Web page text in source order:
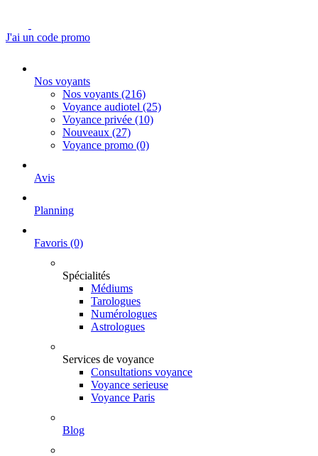
J'ai un code promo
Nos voyants
Nos voyants (216)
Voyance audiotel (25)
Voyance privée (10)
Nouveaux (27)
Voyance promo (0)
Avis
Planning
Favoris (0)
Spécialités
Médiums
Tarologues
Numérologues
Astrologues
Services de voyance
Consultations voyance
Voyance serieuse
Voyance Paris
Blog